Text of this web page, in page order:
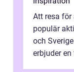
Att resa för
populär
och
erbjuder